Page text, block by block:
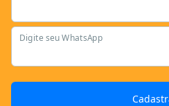
Digite seu WhatsApp